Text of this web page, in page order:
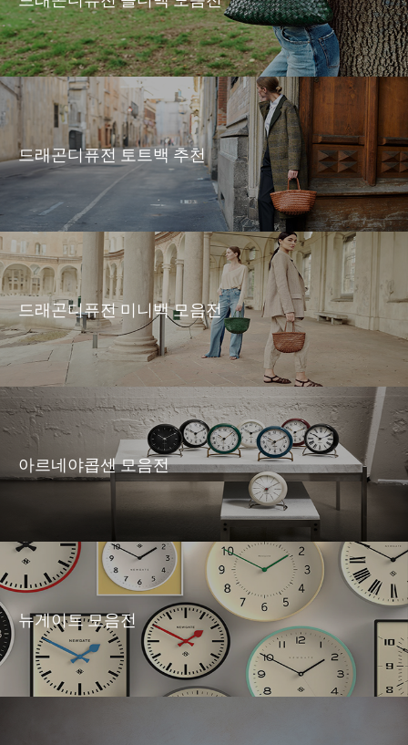
드래곤디퓨전 토트백 추천
드래곤디퓨전 미니백 모음전
아르네야콥센 모음전
뉴게이트 모음전